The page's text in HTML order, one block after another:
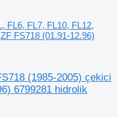
FL6, FL7, FL10, FL12,
FS718 (01.91-12.96)
(1985-2005) çekici
6799281 hidrolik